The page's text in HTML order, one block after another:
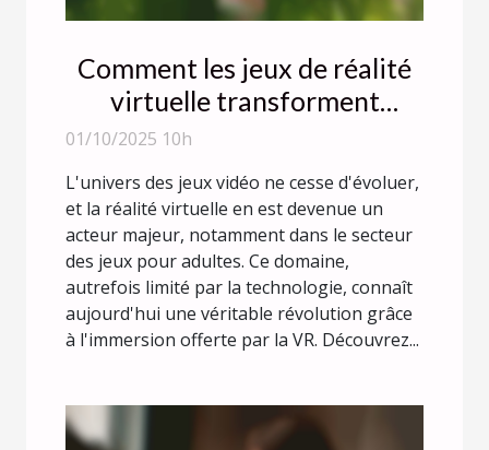
Comment les jeux de réalité
virtuelle transforment
l'industrie des jeux pour
01/10/2025 10h
L'univers des jeux vidéo ne cesse d'évoluer,
et la réalité virtuelle en est devenue un
acteur majeur, notamment dans le secteur
des jeux pour adultes. Ce domaine,
autrefois limité par la technologie, connaît
aujourd'hui une véritable révolution grâce
à l'immersion offerte par la VR. Découvrez...